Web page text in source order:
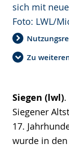
sich mit
Foto: LWL/
Zu
Siegen (lwl)
Siegener
17.
wurde in den